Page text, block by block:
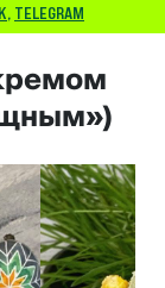
, TELEGRAM